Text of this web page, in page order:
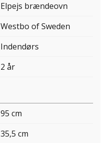
Elpejs brændeovn
Westbo of Sweden
Indendørs
2 år
95 cm
35,5 cm